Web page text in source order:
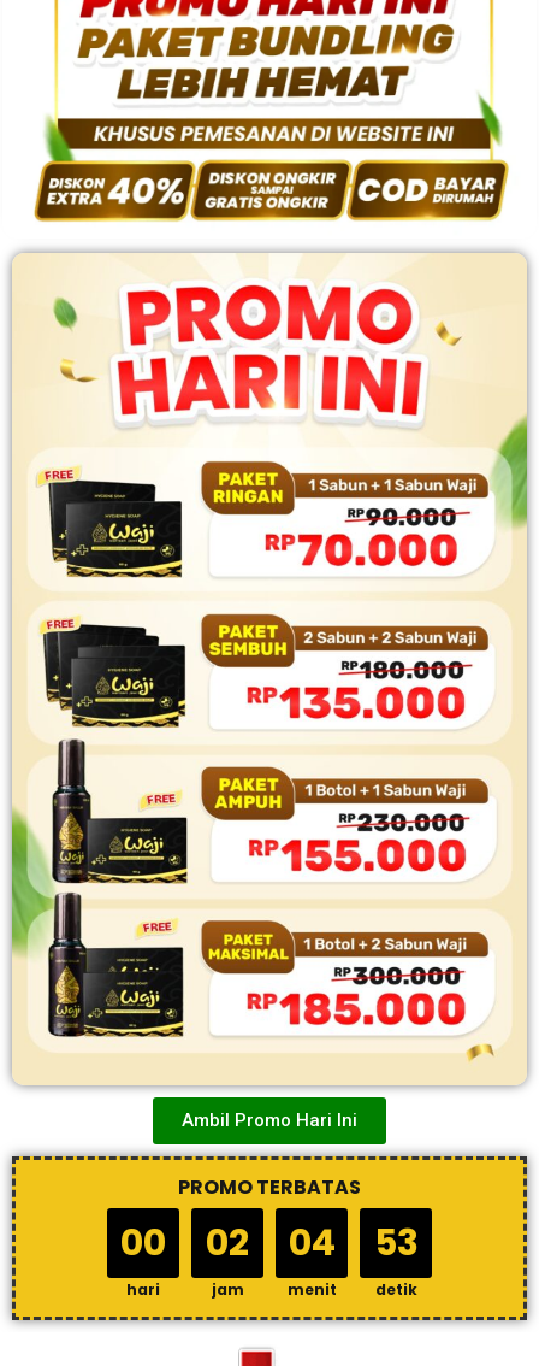
Ambil Promo Hari Ini
PROMO TERBATAS
00
hari
02
jam
04
menit
52
detik